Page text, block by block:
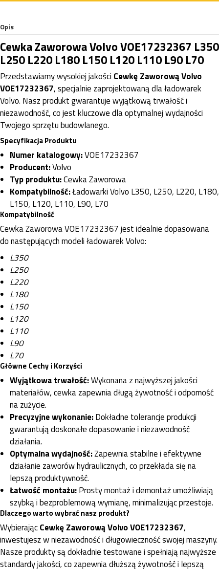
Opis
Cewka Zaworowa Volvo VOE17232367 L350
L250 L220 L180 L150 L120 L110 L90 L70
Przedstawiamy wysokiej jakości Cewkę Zaworową Volvo
VOE17232367, specjalnie zaprojektowaną dla ładowarek
Volvo. Nasz produkt gwarantuje wyjątkową trwałość i
niezawodność, co jest kluczowe dla optymalnej wydajności
Twojego sprzętu budowlanego.
Specyfikacja Produktu
Numer katalogowy:VOE17232367
Producent:Volvo
Typ produktu:Cewka Zaworowa
Kompatybilność:Ładowarki Volvo L350, L250, L220, L180,
L150, L120, L110, L90, L70
Kompatybilność
Cewka Zaworowa VOE17232367 jest idealnie dopasowana
do następujących modeli ładowarek Volvo:
L350
L250
L220
L180
L150
L120
L110
L90
L70
Główne Cechy i Korzyści
Wyjątkowa trwałość:Wykonana z najwyższej jakości
materiałów, cewka zapewnia długą żywotność i odporność
na zużycie.
Precyzyjne wykonanie:Dokładne tolerancje produkcji
gwarantują doskonałe dopasowanie i niezawodność
działania.
Optymalna wydajność:Zapewnia stabilne i efektywne
działanie zaworów hydraulicznych, co przekłada się na
lepszą produktywność.
Łatwość montażu:Prosty montaż i demontaż umożliwiają
szybką i bezproblemową wymianę, minimalizując przestoje.
Dlaczego warto wybrać nasz produkt?
WybierającCewkę Zaworową Volvo VOE17232367,
inwestujesz w niezawodność i długowieczność swojej maszyny.
Nasze produkty są dokładnie testowane i spełniają najwyższe
standardy jakości, co zapewnia dłuższą żywotność i lepszą